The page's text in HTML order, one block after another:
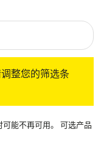
整您的筛选条
能不再可用。 可选产品